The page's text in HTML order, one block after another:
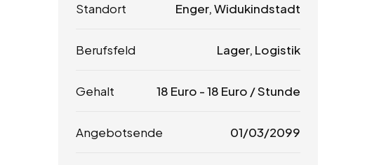
Standort Enger, Widukindstadt
Berufsfeld Lager, Logistik
Gehalt 18 Euro -18 Euro / Stunde
Angebotsende 01/03/2099